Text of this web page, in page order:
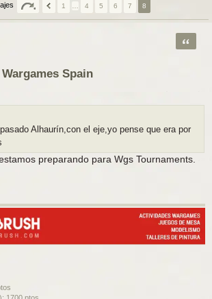
1 4 5 6 7 8
Spain
Citar
Alhaurín,con el eje,yo pense que era por
preparando para Wgs Tournaments.